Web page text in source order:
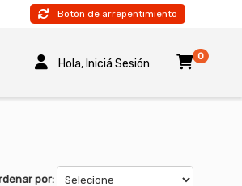
Botón de arrepentimiento
Hola, Iniciá Sesión
0
por: